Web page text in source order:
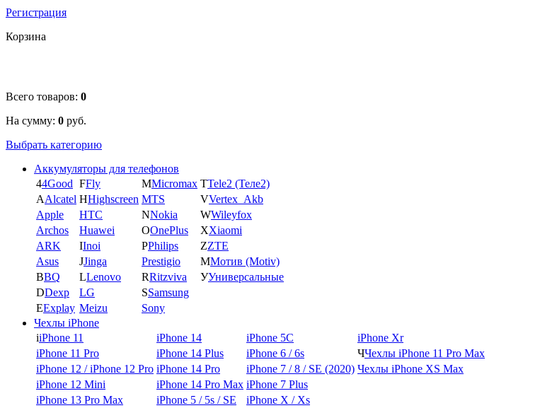
Регистрация
Корзина
Всего товаров: 0
На сумму: 0 руб.
Выбрать категорию
Аккумуляторы для телефонов
44Good FFly MMicromax TTele2 (Теле2)
AAlcatel HHighscreen MTS VVertex_Akb
Apple
HTC NNokia WWileyfox
Archos
Huawei OOnePlus XXiaomi
ARK
IInoi PPhilips ZZTE
Asus
JJinga Prestigio ММотив (Motiv)
BBQ LLenovo RRitzviva УУниверсальные
DDexp LG SSamsung
EExplay Meizu
Sony
Чехлы iPhone
iiPhone 11 iPhone 14 iPhone 5C
iPhone Xr
iPhone 11 Pro
iPhone 14 Plus iPhone 6 / 6s ЧЧехлы iPhone 11 Pro Max
iPhone 12 / iPhone 12 Pro iPhone 14 Pro iPhone 7 / 8 / SE (2020) Чехлы iPhone XS Max
iPhone 12 Mini
iPhone 14 Pro Max iPhone 7 Plus
iPhone 13 Pro Max
iPhone 5 / 5s / SE
iPhone X / Xs